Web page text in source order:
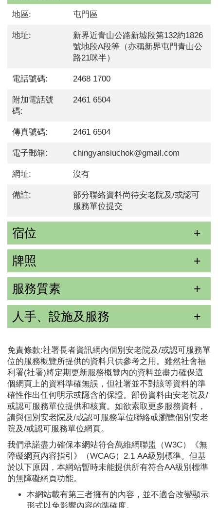
地區: 屯門區
地址:
新界近青山公路新墟段第132約1826
號地段A段等（亦稱新界屯門青山公
路21咪半）
電話號碼: 2468 1700
附加電話號
碼:
2461 6504
傳真號碼: 2461 6504
電子郵箱: chingyansiuchok@gmail.com
網址: 沒有
備註:
部分聯絡資料尚待安老院及/或認可
服務單位提交
宿位
牌照
服務質素
人手、設施及服務
免責條款:社署長者資訊網內個別安老院及/或認可服務單
位的服務概覽所提供的資料只供參考之用。雖然社會福
利署(社署)將定期更新服務概覽內的資料並盡力確保這
個網頁上的資料準確無誤，但社署並不對該等資料的準
確性作出任何明示或隱含的保證。部份資料由安老院及/
或認可服務單位提供和核實。如欲索取更多服務資料，
請與個別安老院及/或認可服務單位聯絡或瀏覽個別安老
院及/或認可服務單位網頁。
我們承諾盡力確保本網站符合萬維網聯盟（W3C）《無
障礙網頁內容指引》（WCAG）2.1 AA級別標準。但基
於以下原因，本網站暫時未能提供所有符合AA級別標準
的無障礙網頁功能。
本網站載有第三者擁有的內容，並不適合改變顯示
形式以免影響內容的準確度。